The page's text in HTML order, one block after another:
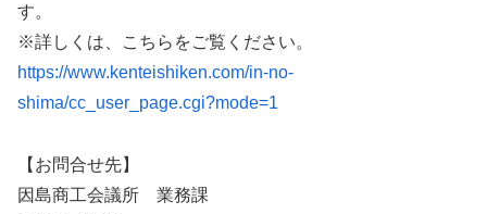
す。
※詳しくは、こちらをご覧ください。
https://www.kenteishiken.com/in-no-
shima/cc_user_page.cgi?mode=1
【お問合せ先】
因島商工会議所 業務課